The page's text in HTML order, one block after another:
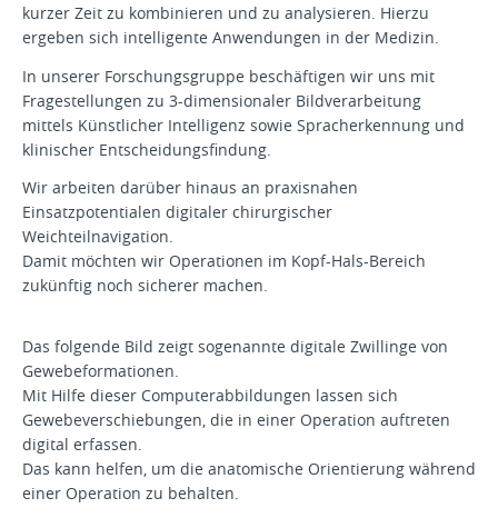
kurzer Zeit zu kombinieren und zu analysieren. Hierzu
ergeben sich intelligente Anwendungen in der Medizin.
In unserer Forschungsgruppe beschäftigen wir uns mit
Fragestellungen zu 3-dimensionaler Bildverarbeitung
mittels Künstlicher Intelligenz sowie Spracherkennung und
klinischer Entscheidungsfindung.
Wir arbeiten darüber hinaus an praxisnahen
Einsatzpotentialen digitaler chirurgischer
Weichteilnavigation.
Damit möchten wir Operationen im Kopf-Hals-Bereich
zukünftig noch sicherer machen.
Das folgende Bild zeigt sogenannte digitale Zwillinge von
Gewebeformationen.
Mit Hilfe dieser Computerabbildungen lassen sich
Gewebeverschiebungen, die in einer Operation auftreten
digital erfassen.
Das kann helfen, um die anatomische Orientierung während
einer Operation zu behalten.